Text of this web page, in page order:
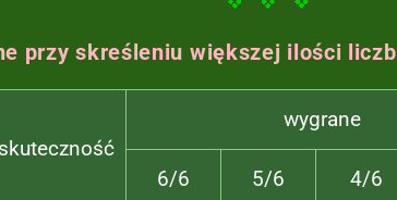
przy skreśleniu większej ilości liczb
skuteczność
wygrane
6/6
5/6 4/6